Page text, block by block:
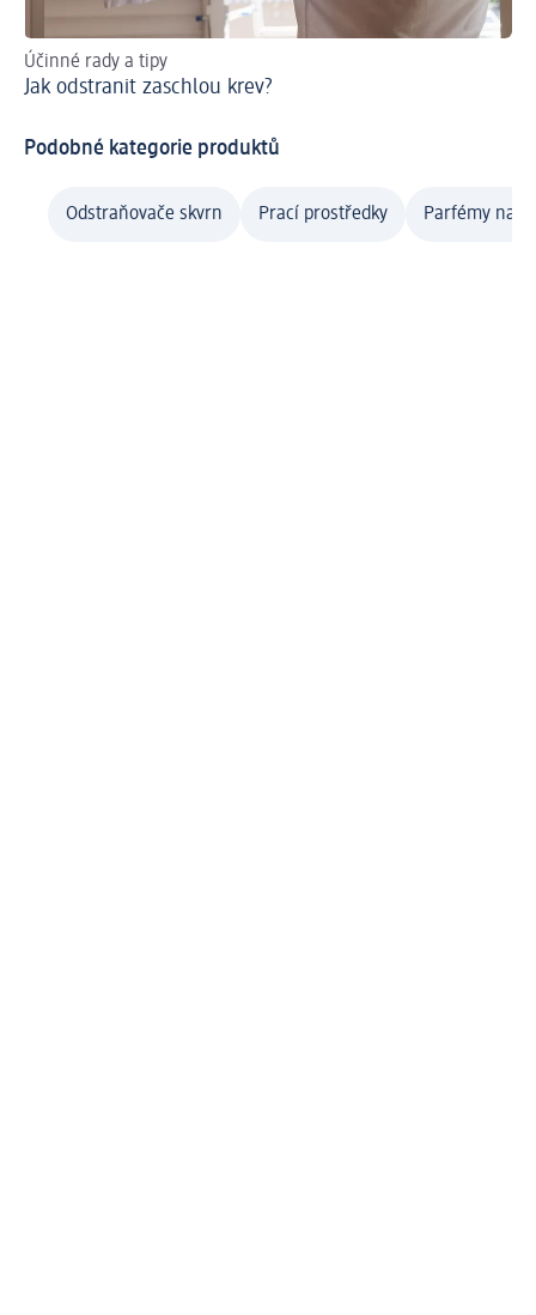
Účinné rady a tipy
Jak odstranit zaschlou krev?
Podobné kategorie produktů
Odstraňovače skvrn Prací prostředky Parfémy na